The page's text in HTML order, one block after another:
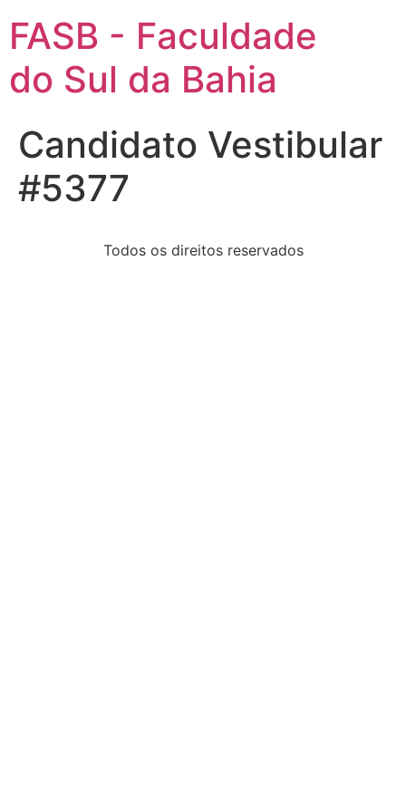
FASB - Faculdade
do Sul da Bahia
Candidato Vestibular
#5377
Todos os direitos reservados